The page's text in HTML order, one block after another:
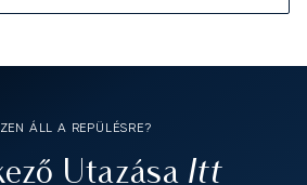
ÁLL A REPÜLÉSRE?
Utazása Itt